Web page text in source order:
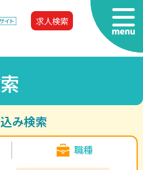
求人検索
み検索
職種